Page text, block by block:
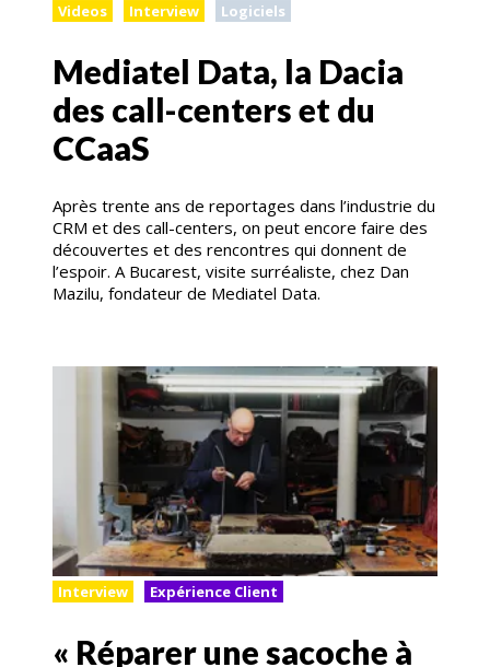
Videos Interview Logiciels
Mediatel Data, la Dacia
des call-centers et du
CCaaS
Après trente ans de reportages dans l’industrie du
CRM et des call-centers, on peut encore faire des
découvertes et des rencontres qui donnent de
l’espoir. A Bucarest, visite surréaliste, chez Dan
Mazilu, fondateur de Mediatel Data.
Interview Expérience Client
« Réparer une sacoche à